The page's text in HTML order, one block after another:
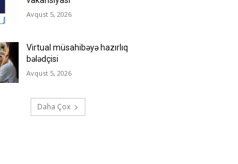
Avqust 5, 2026
Virtual müsahibəyə hazırlıq
bələdçisi
Avqust 5, 2026
Daha Çox